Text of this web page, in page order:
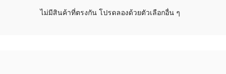
ไม่มีสินค้าที่ตรงกัน โปรดลองด้วยตัวเลือกอื่น ๆ